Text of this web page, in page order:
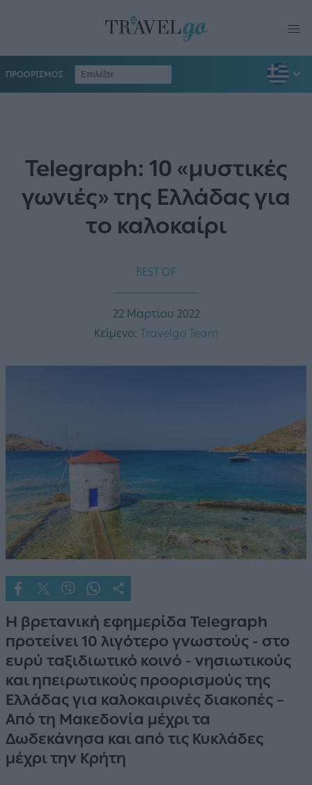
ΠΡΟΟΡΙΣΜΟΣ
Telegraph: 10 «μυστικές
γωνιές» της Ελλάδας για
το καλοκαίρι
BEST OF
22 Μαρτίου 2022
Κείμενο: Travelgo Team
Η βρετανική εφημερίδα Telegraph
προτείνει 10 λιγότερο γνωστούς - στο
ευρύ ταξιδιωτικό κοινό - νησιωτικούς
και ηπειρωτικούς προορισμούς της
Ελλάδας για καλοκαιρινές διακοπές –
Από τη Μακεδονία μέχρι τα
Δωδεκάνησα και από τις Κυκλάδες
μέχρι την Κρήτη